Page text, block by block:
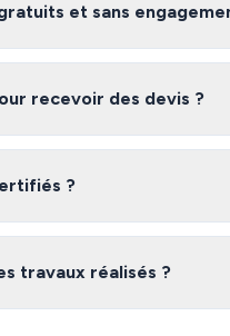
et sans
et sans engagement. Vous
recevoir des devis ?
recevez généralement vos
?
les Bouches-du-Rhône
travaux réalisés ?